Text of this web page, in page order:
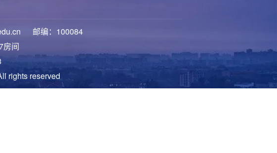
邮编：100084
房间
rights reserved